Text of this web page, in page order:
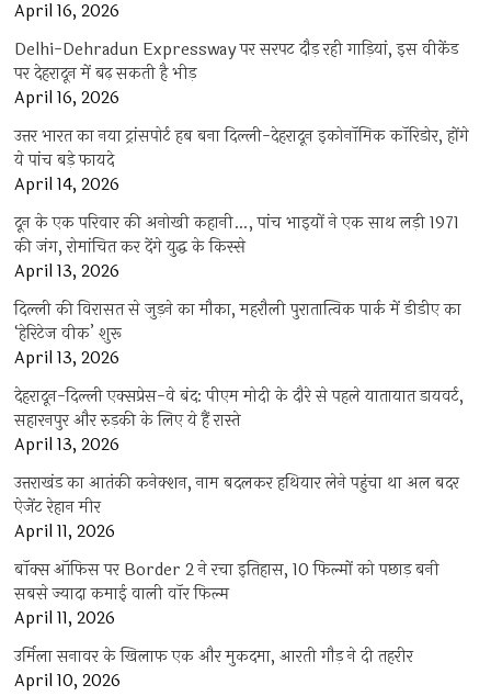
April 16, 2026
Delhi-Dehradun Expressway पर सरपट दौड़ रही गाड़ियां, इस वीकेंड
पर देहरादून में बढ़ सकती है भीड़
April 16, 2026
उत्तर भारत का नया ट्रांसपोर्ट हब बना दिल्ली-देहरादून इकोनॉमिक कॉरिडोर, होंगे
ये पांच बड़े फायदे
April 14, 2026
दून के एक परिवार की अनोखी कहानी…, पांच भाइयों ने एक साथ लड़ी 1971
की जंग, रोमांचित कर देंगे युद्ध के किस्से
April 13, 2026
दिल्ली की विरासत से जुड़ने का मौका, महरौली पुरातात्विक पार्क में डीडीए का
‘हेरिटेज वीक’ शुरू
April 13, 2026
देहरादून-दिल्ली एक्सप्रेस-वे बंद: पीएम मोदी के दौरे से पहले यातायात डायवर्ट,
सहारनपुर और रुड़की के लिए ये हैं रास्ते
April 13, 2026
उत्तराखंड का आतंकी कनेक्शन, नाम बदलकर हथियार लेने पहुंचा था अल बदर
ऐजेंट रेहान मीर
April 11, 2026
बॉक्स ऑफिस पर Border 2 ने रचा इतिहास, 10 फिल्मों को पछाड़ बनी
सबसे ज्यादा कमाई वाली वॉर फिल्म
April 11, 2026
उर्मिला सनावर के खिलाफ एक और मुकदमा, आरती गौड़ ने दी तहरीर
April 10, 2026